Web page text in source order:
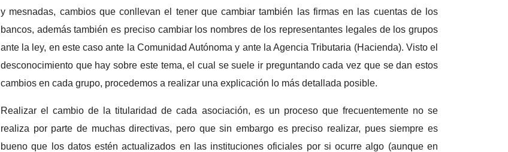
y mesnadas, cambios que conllevan el tener que cambiar también las firmas en las cuentas de los
bancos, además también es preciso cambiar los nombres de los representantes legales de los grupos
ante la ley, en este caso ante la Comunidad Autónoma y ante la Agencia Tributaria (Hacienda). Visto el
desconocimiento que hay sobre este tema, el cual se suele ir preguntando cada vez que se dan estos
cambios en cada grupo, procedemos a realizar una explicación lo más detallada posible.
Realizar el cambio de la titularidad de cada asociación, es un proceso que frecuentemente no se
realiza por parte de muchas directivas, pero que sin embargo es preciso realizar, pues siempre es
bueno que los datos estén actualizados en las instituciones oficiales por si ocurre algo (aunque en